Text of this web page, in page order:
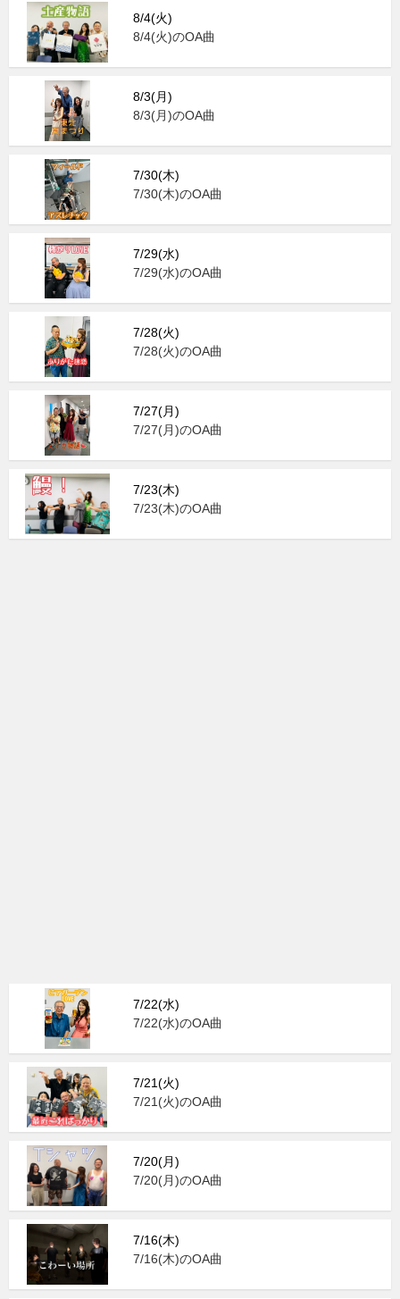
8/4(火)
8/4(火)のOA曲
8/3(月)
8/3(月)のOA曲
7/30(木)
7/30(木)のOA曲
7/29(水)
7/29(水)のOA曲
7/28(火)
7/28(火)のOA曲
7/27(月)
7/27(月)のOA曲
7/23(木)
7/23(木)のOA曲
7/22(水)
7/22(水)のOA曲
7/21(火)
7/21(火)のOA曲
7/20(月)
7/20(月)のOA曲
7/16(木)
7/16(木)のOA曲